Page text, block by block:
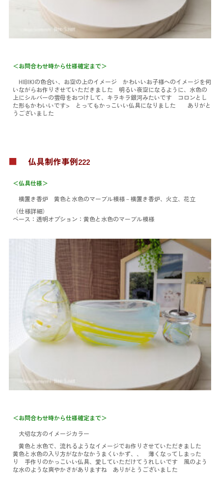
＜お問合わせ時から仕様確定まで＞
HIBIKIの色合い、お空の上のイメージ かわいいお子様へのイメージを伺
いながらお作りさせていただきました 明るい夜空になるように、水色の
上にシルバーの雲母をおつけして、キラキラ銀河みたいです コロンとし
た形もかわいいです> とってもかっこいい仏具になりました ありがと
うございました
■ 仏具制作事例222
＜仏具仕様＞
横置き香炉 黄色と水色のマーブル模様－横置き香炉、火立、花立
（仕様詳細）
ベース：透明オプション：黄色と水色のマーブル模様
＜お問合わせ時から仕様確定まで＞
大切な方のイメージカラー
黄色と水色で、流れるようなイメージでお作りさせていただきました
黄色と水色の入り方がなかなかうまくいかず、、 薄くなってしまった
り 手作りのかっこいい仏具、愛していただけてうれしいです 風のよう
な水のような爽やかさがありますね ありがとうございました